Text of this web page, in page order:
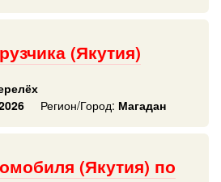
(Якутия)
Регион/Город: Магадан
(Якутия) по